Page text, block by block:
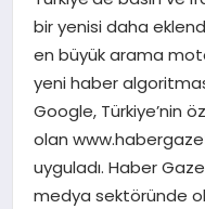
MAGAZIN
SAĞLIK
SIYASET
SPOR
bir yenisi daha
en büyük arama
yeni haber
Google, Türkiye’nin
olan
uyguladı. Haber
medya sektöründe